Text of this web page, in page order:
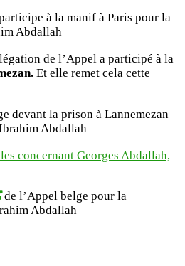
de l’Appel a participé à la
Et elle remet cela cette
concernant Georges Abdallah,
de l’Appel belge pour la
Abdallah